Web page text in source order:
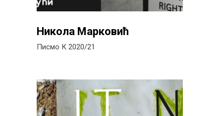
Никола Марковић
Писмо К 2020/21